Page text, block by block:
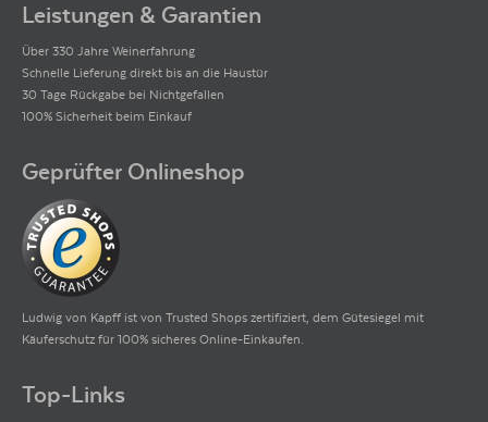
Leistungen & Garantien
Über 330 Jahre Weinerfahrung
Schnelle Lieferung direkt bis an die Haustür
30 Tage Rückgabe bei Nichtgefallen
100% Sicherheit beim Einkauf
Geprüfter Onlineshop
Ludwig von Kapff ist von Trusted Shops zertifiziert, dem Gütesiegel mit
Käuferschutz für 100% sicheres Online-Einkaufen.
Top-Links